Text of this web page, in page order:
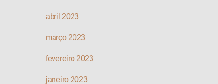
abril 2023
março 2023
fevereiro 2023
janeiro 2023